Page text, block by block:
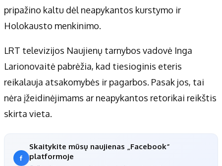
pripažino kaltu dėl neapykantos kurstymo ir
Holokausto menkinimo.
LRT televizijos Naujienų tarnybos vadovė Inga
Larionovaitė pabrėžia, kad tiesioginis eteris
reikalauja atsakomybės ir pagarbos. Pasak jos, tai
nėra įžeidinėjimams ar neapykantos retorikai reikštis
skirta vieta.
Skaitykite mūsų naujienas „Facebook“
platformoje